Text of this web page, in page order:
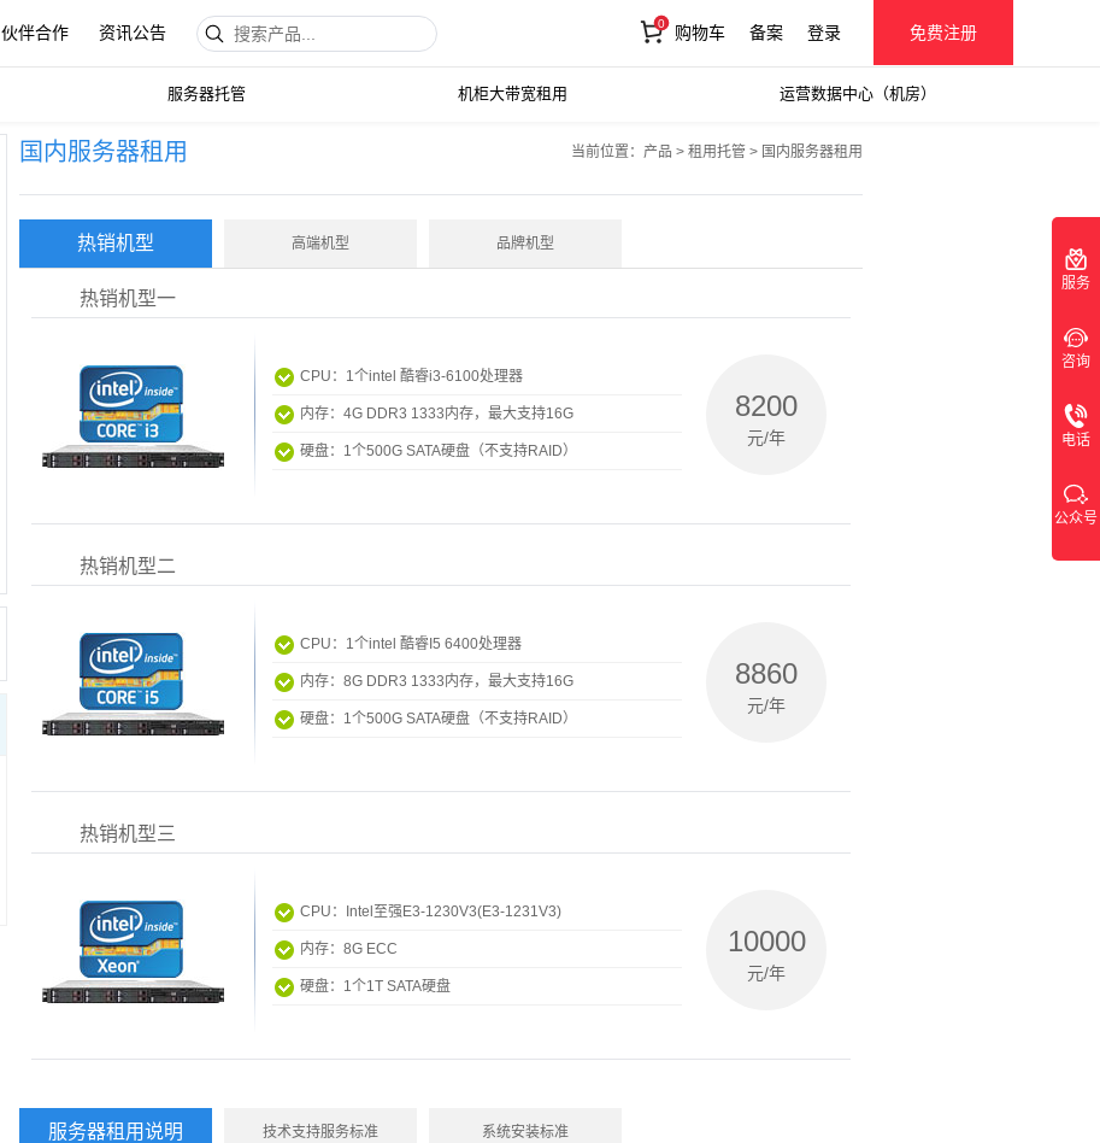
伙伴合作 资讯公告
0
购物车 备案 登录 免费注册
服务
咨询
电话
公众号
租用托管
服务器托管 机柜大带宽租用 运营数据中心（机房）
国内服务器租用 当前位置： 产品 > 租用托管 > 国内服务器租用
热销机型 高端机型 品牌机型
热销机型一
CPU：1个intel 酷睿i3-6100处理器
内存：4G DDR3 1333内存，最大支持16G
硬盘：1个500G SATA硬盘（不支持RAID）
8200
元/年
热销机型二
CPU：1个intel 酷睿I5 6400处理器
内存：8G DDR3 1333内存，最大支持16G
硬盘：1个500G SATA硬盘（不支持RAID）
8860
元/年
热销机型三
CPU：Intel至强E3-1230V3(E3-1231V3)
内存：8G ECC
硬盘：1个1T SATA硬盘
10000
元/年
服务器租用说明 技术支持服务标准 系统安装标准